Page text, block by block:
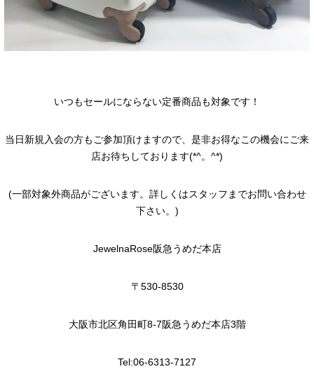
いつもセールにならない定番商品も対象です！
当日新規入会の方もご参加頂けますので、是非お得なこの機会にご来
店お待ちしております(*^。^*)
(一部対象外商品がございます。詳しくはスタッフまでお問い合わせ
下さい。)
JewelnaRose阪急うめだ本店
〒530-8530
大阪市北区角田町8-7阪急うめだ本店3階
Tel:06-6313-7127